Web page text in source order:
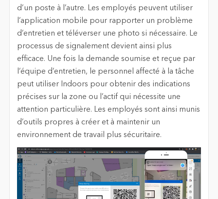
d’un poste à l’autre. Les employés peuvent utiliser
l’application mobile pour rapporter un problème
d’entretien et téléverser une photo si nécessaire. Le
processus de signalement devient ainsi plus
efficace. Une fois la demande soumise et reçue par
l’équipe d’entretien, le personnel affecté à la tâche
peut utiliser Indoors pour obtenir des indications
précises sur la zone ou l’actif qui nécessite une
attention particulière. Les employés sont ainsi munis
d’outils propres à créer et à maintenir un
environnement de travail plus sécuritaire.